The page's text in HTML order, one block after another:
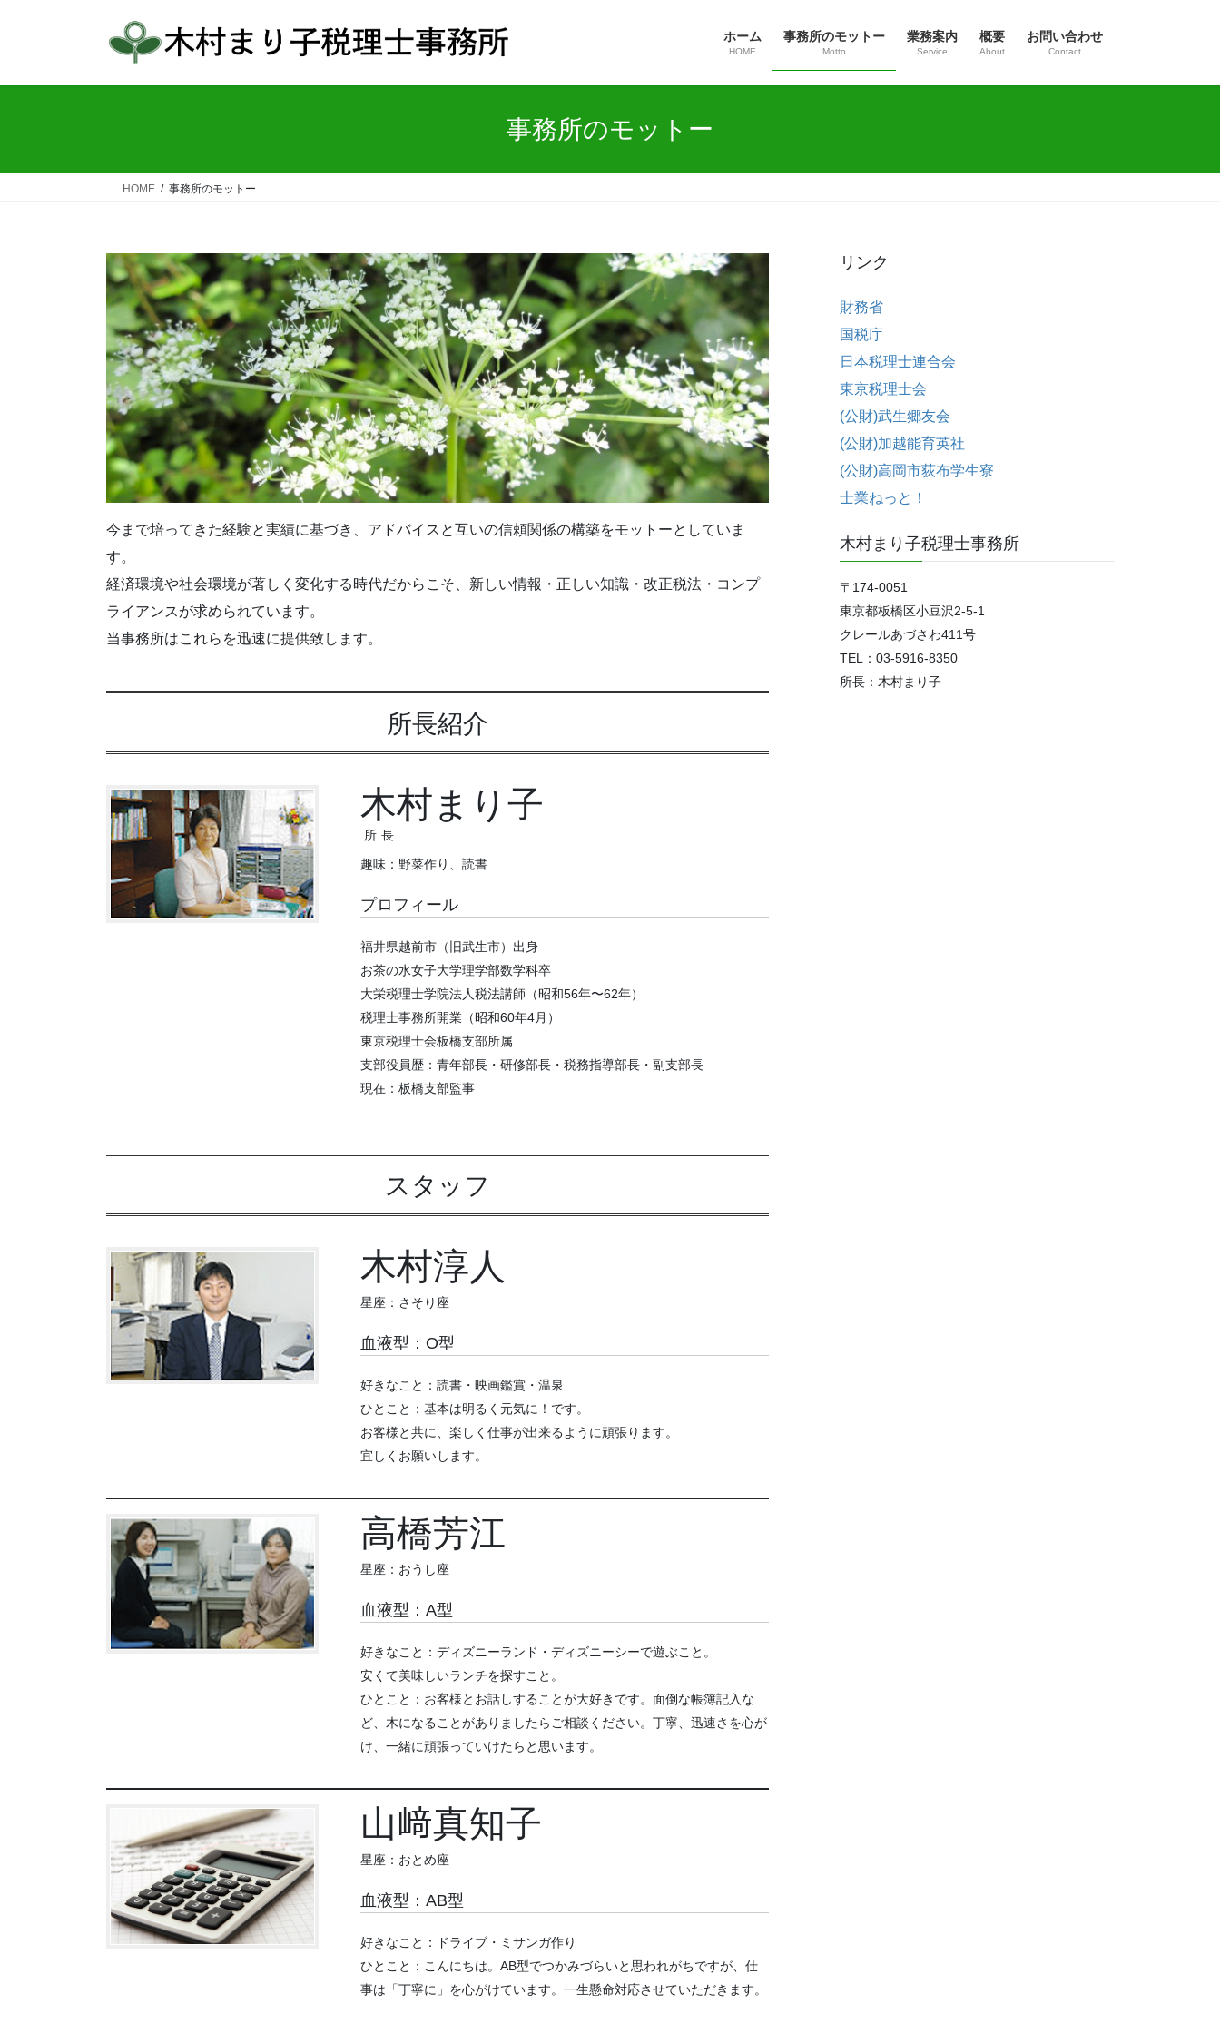
ホーム
HOME
事務所のモットー
Motto
業務案内
Service
概要
About
お問い合わせ
Contact
事務所のモットー
HOME 事務所のモットー
今まで培ってきた経験と実績に基づき、アドバイスと互いの信頼関係の構築をモットーとしていま
す。
経済環境や社会環境が著しく変化する時代だからこそ、新しい情報・正しい知識・改正税法・コンプ
ライアンスが求められています。
当事務所はこれらを迅速に提供致します。
所長紹介
木村まり子
所長
趣味：野菜作り、読書
プロフィール
福井県越前市（旧武生市）出身
お茶の水女子大学理学部数学科卒
大栄税理士学院法人税法講師（昭和56年〜62年）
税理士事務所開業（昭和60年4月）
東京税理士会板橋支部所属
支部役員歴：青年部長・研修部長・税務指導部長・副支部長
現在：板橋支部監事
スタッフ
木村淳人
星座：さそり座
血液型：O型
好きなこと：読書・映画鑑賞・温泉
ひとこと：基本は明るく元気に！です。
お客様と共に、楽しく仕事が出来るように頑張ります。
宜しくお願いします。
高橋芳江
星座：おうし座
血液型：A型
好きなこと：ディズニーランド・ディズニーシーで遊ぶこと。
安くて美味しいランチを探すこと。
ひとこと：お客様とお話しすることが大好きです。面倒な帳簿記入な
ど、木になることがありましたらご相談ください。丁寧、迅速さを心が
け、一緒に頑張っていけたらと思います。
山﨑真知子
星座：おとめ座
血液型：AB型
好きなこと：ドライブ・ミサンガ作り
ひとこと：こんにちは。AB型でつかみづらいと思われがちですが、仕
事は「丁寧に」を心がけています。一生懸命対応させていただきます。
リンク
財務省
国税庁
日本税理士連合会
東京税理士会
(公財)武生郷友会
(公財)加越能育英社
(公財)高岡市荻布学生寮
士業ねっと！
木村まり子税理士事務所
〒174-0051
東京都板橋区小豆沢2-5-1
クレールあづさわ411号
TEL：03-5916-8350
所長：木村まり子